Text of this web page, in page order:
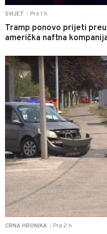
SVIJET Pre 1 h
Tramp ponovo prijeti
američka naftna
CRNA HRONIKA Pre 2 h